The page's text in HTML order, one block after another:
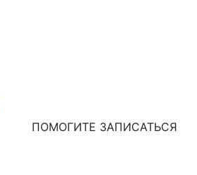
ПОМОГИТЕ ЗАПИСАТЬСЯ